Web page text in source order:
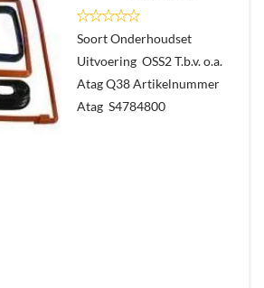
Details
In
Soort Onderhoudset
Uitvoering OSS2 T.b.v. o.a.
Atag Q38 Artikelnummer
Atag S4784800